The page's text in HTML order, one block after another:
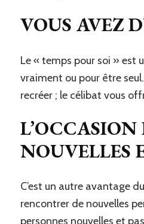
VOUS AVEZ
Le « temps pour soi » est
vraiment ou pour être
recréer ; le célibat vous
NOUVELLES
C’est un autre avantage
rencontrer de nouvelles
personnes nouvelles et